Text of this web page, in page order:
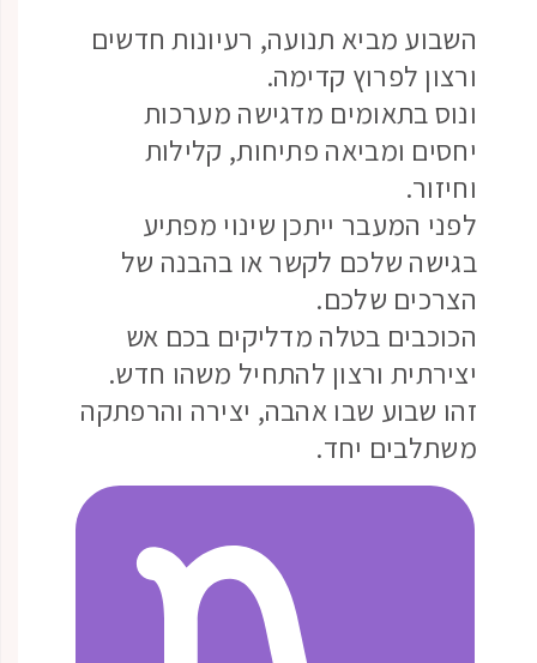
השבוע מביא תנועה, רעיונות חדשים
ורצון לפרוץ קדימה.
ונוס בתאומים מדגישה מערכות
יחסים ומביאה פתיחות, קלילות
וחיזור.
לפני המעבר ייתכן שינוי מפתיע
בגישה שלכם לקשר או בהבנה של
הצרכים שלכם.
הכוכבים בטלה מדליקים בכם אש
יצירתית ורצון להתחיל משהו חדש.
זהו שבוע שבו אהבה, יצירה והרפתקה
משתלבים יחד.